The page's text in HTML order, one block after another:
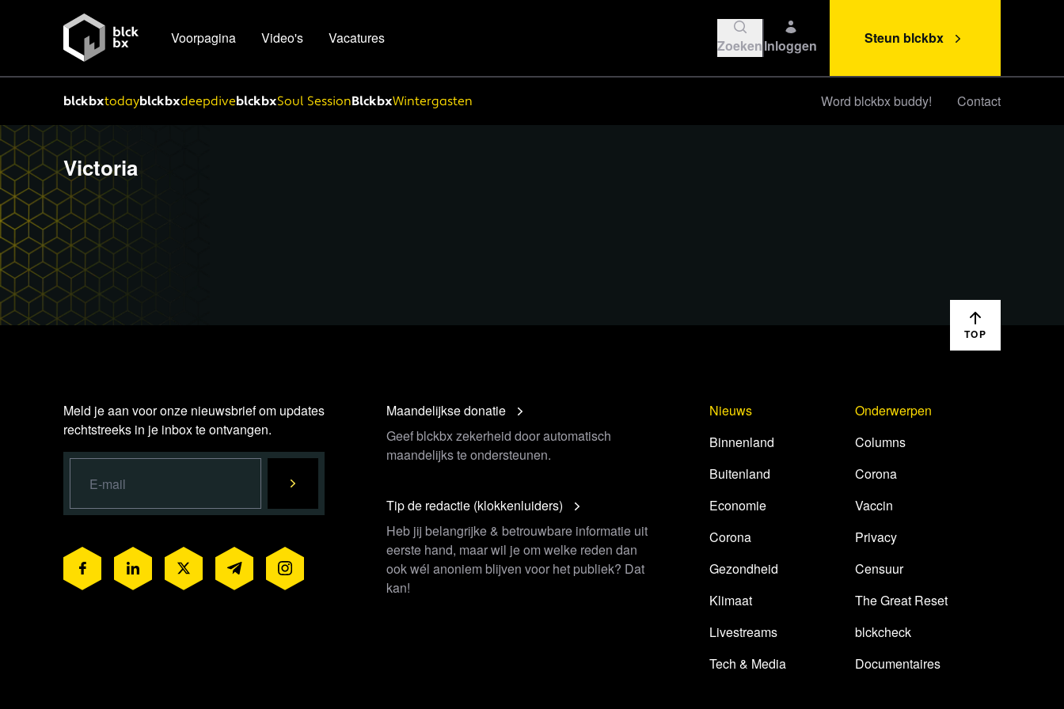
Voorpagina Video's Vacatures ZoekenInloggen Steun blckbx
blckbxtodayblckbxdeepdiveblckbxSoul SessionBlckbxWintergasten Word blckbx buddy! Contact
Victoria
TOP
Meld je aan voor onze nieuwsbrief om updates
rechtstreeks in je inbox te ontvangen.
Maandelijkse donatie
Geef blckbx zekerheid door automatisch
maandelijks te ondersteunen.
Tip de redactie (klokkenluiders)
Heb jij belangrijke & betrouwbare informatie uit
eerste hand, maar wil je om welke reden dan
ook wél anoniem blijven voor het publiek? Dat
kan!
Nieuws
Binnenland
Buitenland
Economie
Corona
Gezondheid
Klimaat
Livestreams
Tech & Media
Onderwerpen
Columns
Corona
Vaccin
Privacy
Censuur
The Great Reset
blckcheck
Documentaires